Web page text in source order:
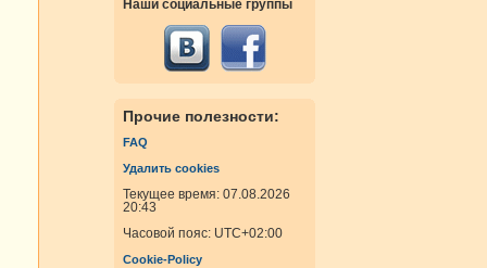
Наши социальные группы
Прочие полезности:
FAQ
Удалить cookies
Текущее время: 07.08.2026
20:43
Часовой пояс: UTC+02:00
Cookie-Policy